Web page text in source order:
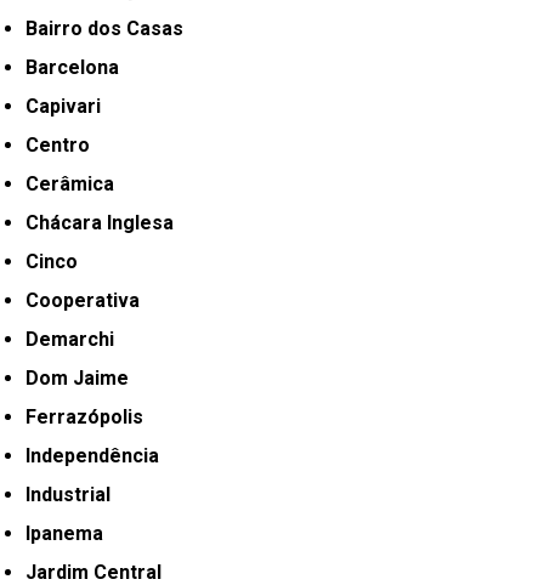
Bairro dos Casas
Barcelona
Capivari
Centro
Cerâmica
Chácara Inglesa
Cinco
Cooperativa
Demarchi
Dom Jaime
Ferrazópolis
Independência
Industrial
Ipanema
Jardim Central